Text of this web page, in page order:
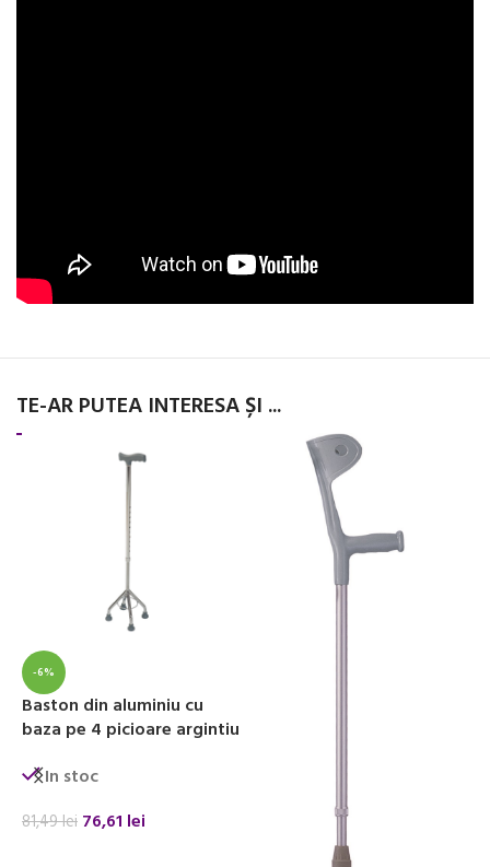
TE-AR PUTEA INTERESA ȘI ...
-6%
Baston din aluminiu cu
baza pe 4 picioare argintiu
In stoc
81,49lei 76,61 lei